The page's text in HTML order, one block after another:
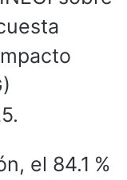
el 84.1 %